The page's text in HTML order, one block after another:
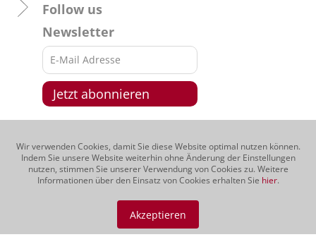
Wir verwenden Cookies, damit Sie diese Website optimal nutzen können.
Indem Sie unsere Website weiterhin ohne Änderung der Einstellungen
nutzen, stimmen Sie unserer Verwendung von Cookies zu. Weitere
Informationen über den Einsatz von Cookies erhalten Sie hier.
Akzeptieren
Follow us
Newsletter
Kategorie
Regionen